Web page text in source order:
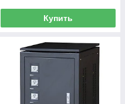
Купить